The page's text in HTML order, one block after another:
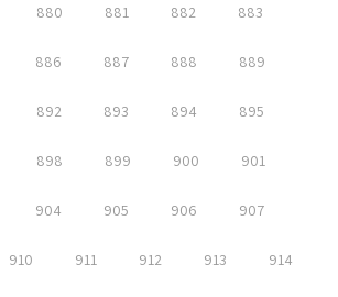
880 881 882 883
886 887 888 889
892 893 894 895
898 899 900 901
904 905 906 907
910 911 912 913 914